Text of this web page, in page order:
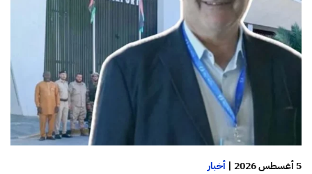
5 أغسطس 2026 | أخبار